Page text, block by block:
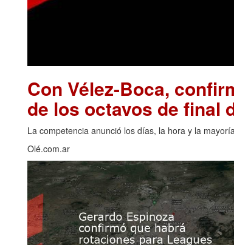
Con Vélez-Boca,
de los octavos de final
La competencia anunció los días, la hora y la
Olé.com.ar